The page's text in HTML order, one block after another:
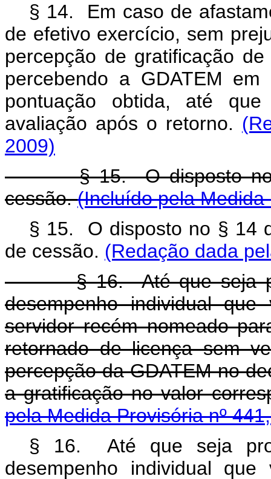
§ 14. Em caso de
de efetivo exercício, sem
percepção de gratificação
percebendo a GDATEM
pontuação obtida, até
avaliação após o retorno.
2009)
§ 15. O disposto no §
cessão.(Incluído pela Medida
§ 15. O disposto no § 14
de cessão. (Redação dada
§ 16. Até que seja
desempenho individual
servidor recém nomeado
retornado de licença sem
percepção da GDATEM no
a gratificação no valor
pela Medida Provisória nº
§ 16. Até que seja
desempenho individual